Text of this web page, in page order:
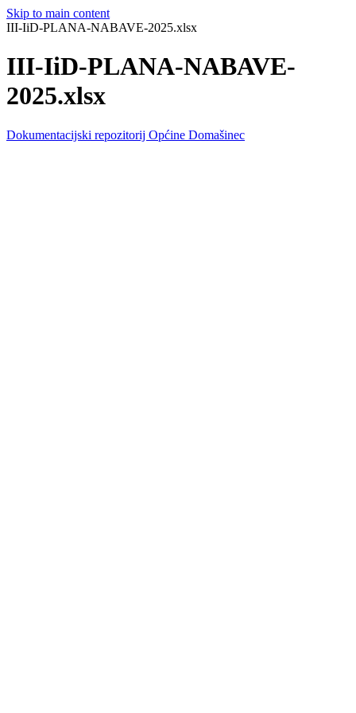
Skip to main content
III-IiD-PLANA-NABAVE-2025.xlsx
III-IiD-PLANA-NABAVE-
2025.xlsx
Dokumentacijski repozitorij Općine Domašinec